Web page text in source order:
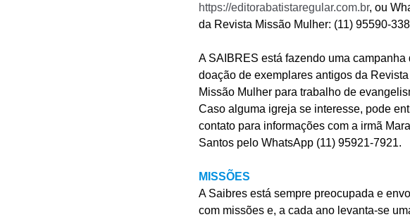
https://editorabatistaregular.com.br, ou
da Revista Missão Mulher: (11) 95590-
A SAIBRES está fazendo uma campanha
doação de exemplares antigos da Revista
Missão Mulher para trabalho de
Caso alguma igreja se interesse, pode
contato para informações com a irmã Mara
Santos pelo WhatsApp (11) 95921-7921.
MISSÕES
A Saibres está sempre preocupada e
com missões e, a cada ano levanta-se